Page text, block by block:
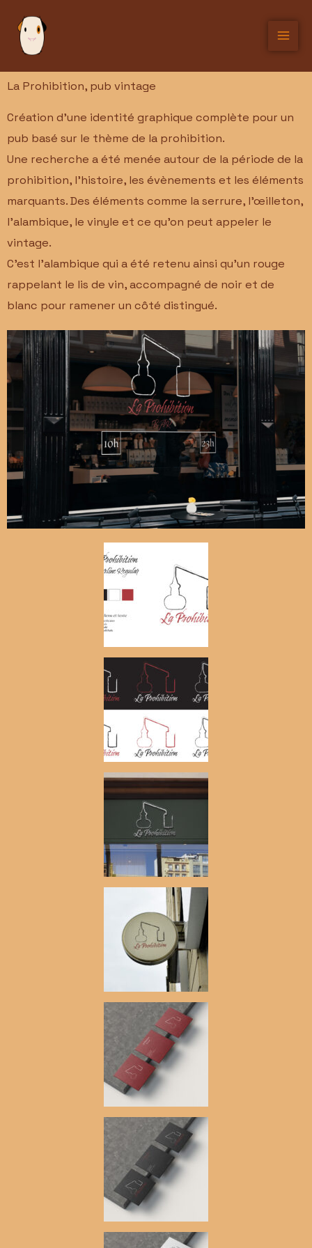
contenu
La Prohibition, pub vintage
Création d’une identité graphique complète pour un
pub basé sur le thème de la prohibition.
Une recherche a été menée autour de la période de la
prohibition, l’histoire, les évènements et les éléments
marquants. Des éléments comme la serrure, l’œilleton,
l’alambique, le vinyle et ce qu’on peut appeler le
vintage.
C’est l’alambique qui a été retenu ainsi qu’un rouge
rappelant le lis de vin, accompagné de noir et de
blanc pour ramener un côté distingué.